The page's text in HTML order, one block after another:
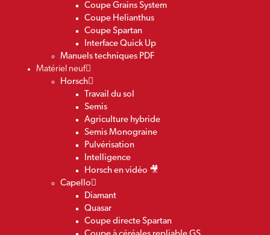
Coupe Grains System
Coupe Helianthus
Coupe Spartan
Interface Quick Up
Manuels techniques PDF
Matériel neuf
Horsch
Travail du sol
Semis
Agriculture hybride
Semis Monograine
Pulvérisation
Intelligence
Horsch en vidéo 🎥
Capello
Diamant
Quasar
Coupe directe Spartan